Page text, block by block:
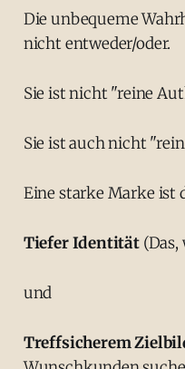
Die unbequeme
nicht entweder/oder.
Sie ist nicht "reine
Sie ist auch nicht
Eine starke Marke ist
Tiefer Identität(Das,
und
Treffsicherem